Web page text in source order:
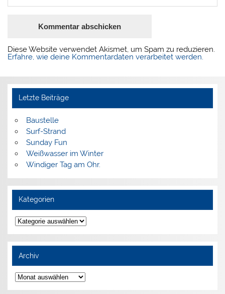
Diese Website verwendet Akismet, um Spam zu reduzieren.
Erfahre, wie deine Kommentardaten verarbeitet werden.
Letzte Beiträge
Baustelle
Surf-Strand
Sunday Fun
Weißwasser im Winter
Windiger Tag am Ohr.
Kategorien
Kategorien
Archiv
Archiv